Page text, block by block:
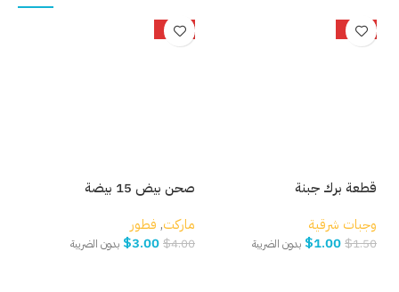
-33%
قطعة برك جبنة
وجبات شرقية
$1.50
$1.00 بدون الضريبة
-25%
صحن بيض 15 بيضة
ماركت, فطور
$4.00
$3.00 بدون الضريبة